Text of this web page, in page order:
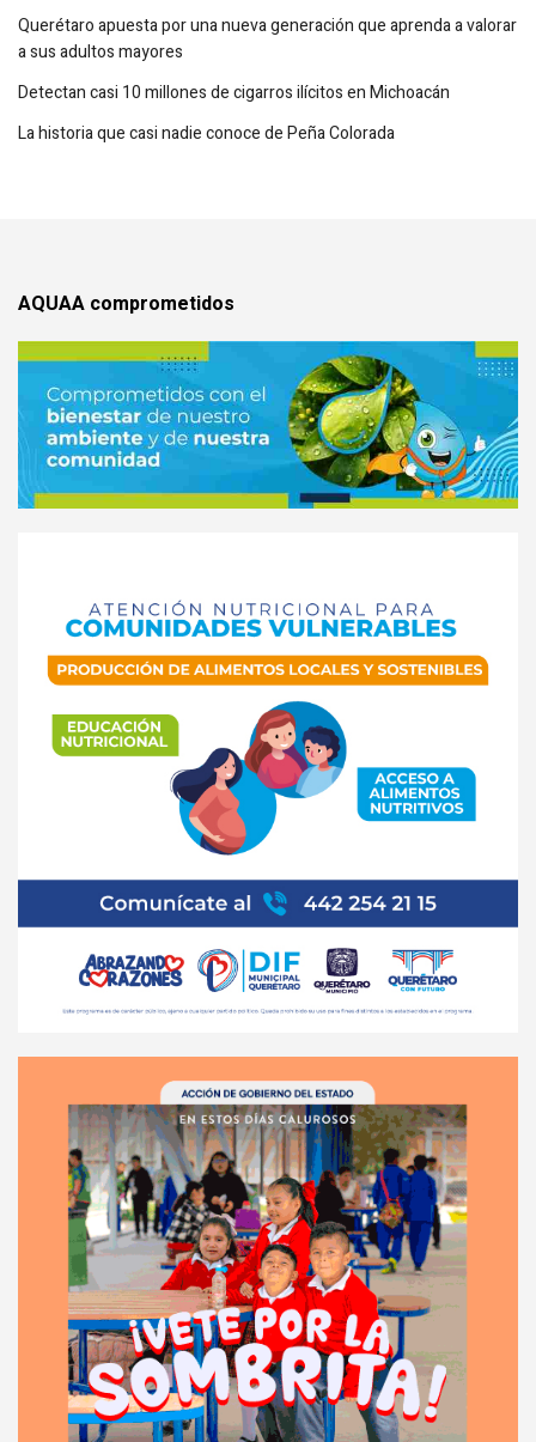
Querétaro apuesta por una nueva generación que aprenda a valorar
a sus adultos mayores
Detectan casi 10 millones de cigarros ilícitos en Michoacán
La historia que casi nadie conoce de Peña Colorada
AQUAA comprometidos